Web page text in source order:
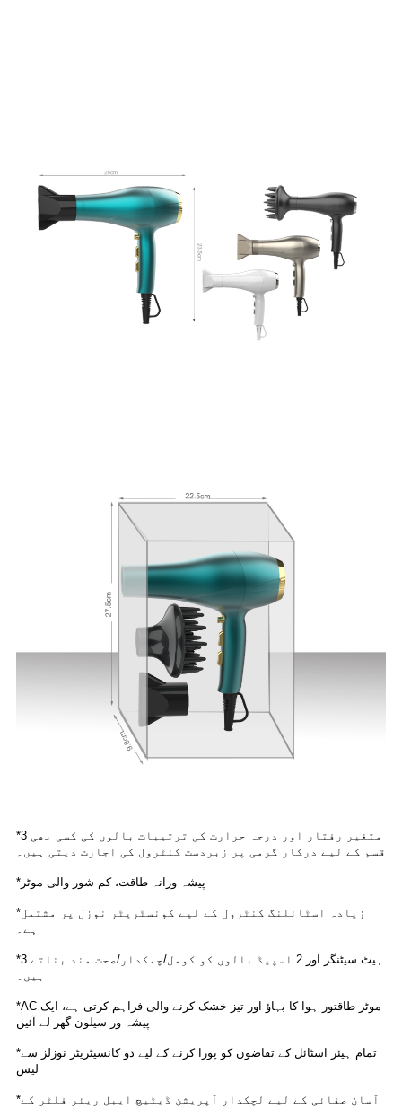
*3 متغیر رفتار اور درجہ حرارت کی ترتیبات بالوں کی کسی بھی
قسم کے لیے درکار گرمی پر زبردست کنٹرول کی اجازت دیتی ہیں۔
*پیشہ ورانہ طاقت، کم شور والی موٹر
*زیادہ اسٹائلنگ کنٹرول کے لیے کونسٹریٹر نوزل ​​پر مشتمل
ہے۔
*3 ہیٹ سیٹنگز اور 2 اسپیڈ بالوں کو کومل/چمکدار/صحت مند بناتے
ہیں۔
*AC موٹر طاقتور ہوا کا بہاؤ اور تیز خشک کرنے والی فراہم کرتی ہے، ایک
پیشہ ور سیلون گھر لے آئیں
*تمام ہیئر اسٹائل کے تقاضوں کو پورا کرنے کے لیے دو کانسیٹریٹر نوزلز سے
لیس
*آسان صفائی کے لیے لچکدار آپریشن ڈیٹیچ ایبل ریئر فلٹر کے